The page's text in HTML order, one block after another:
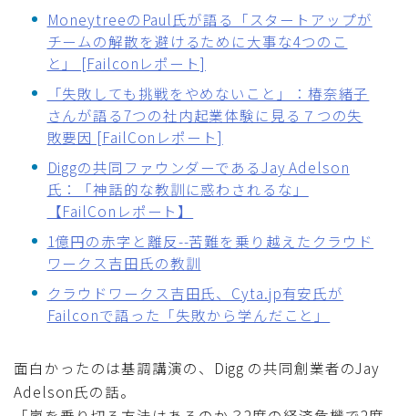
MoneytreeのPaul氏が語る「スタートアップが
チームの解散を避けるために大事な4つのこ
と」 [Failconレポート]
「失敗しても挑戦をやめないこと」：椿奈緒子
さんが語る7つの社内起業体験に見る７つの失
敗要因 [FailConレポート]
Diggの共同ファウンダーであるJay Adelson
氏：「神話的な教訓に惑わされるな」
【FailConレポート】
1億円の赤字と離反--苦難を乗り越えたクラウド
ワークス吉田氏の教訓
クラウドワークス吉田氏、Cyta.jp有安氏が
Failconで語った「失敗から学んだこと」
面白かったのは基調講演の、Digg の共同創業者のJay
Adelson氏の話。